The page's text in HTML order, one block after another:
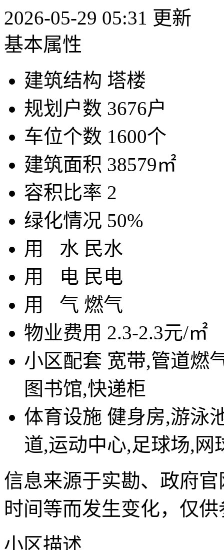
2026-05-29 05:31 更新
基本属性
建筑结构 塔楼
规划户数 3676户
车位个数 1600个
建筑面积 38579㎡
容积比率 2
绿化情况 50%
用 水 民水
用
电 民电
用 气 燃气
物业费用 2.3-2.3元/㎡
小区配套 宽带,管道燃
图书馆,快递柜
体育设施 健身房,游泳
道,运动中心,足球场,网
信息来源于实勘、政府
时间等而发生变化，仅
小区描述